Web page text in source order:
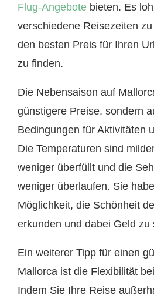
Flug-Angebote bieten. Es
verschiedene Reisezeiten
den besten Preis für Ihren
zu finden.
Die Nebensaison auf
günstigere Preise, sondern
Bedingungen für Aktivitäten
Die Temperaturen sind
weniger überfüllt und die
weniger überlaufen. Sie
Möglichkeit, die Schönheit
erkunden und dabei Geld zu
Ein weiterer Tipp für einen
Mallorca ist die Flexibilität
Indem Sie Ihre Reise